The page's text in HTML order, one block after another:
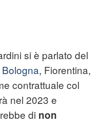
si è parlato del
, Fiorentina,
contrattuale col
nel 2023 e
di non